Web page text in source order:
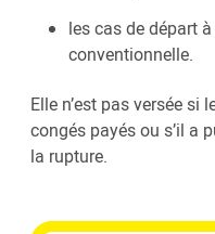
les cas de départ
conventionnelle.
Elle n’est pas versée si
congés payés ou s’il a
la rupture.